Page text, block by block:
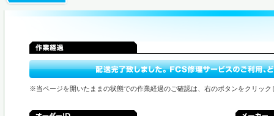
※当ページを開いたままの状態での作業経過のご確認は、右のボタンをクリック